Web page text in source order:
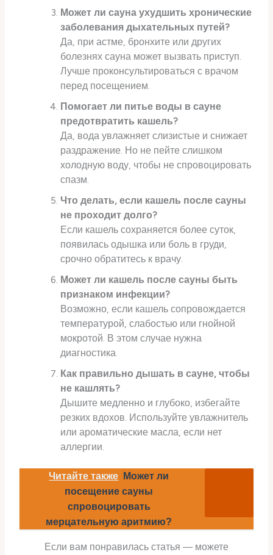
Может ли сауна ухудшить хронические
заболевания дыхательных путей?
Да, при астме, бронхите или других
болезнях сауна может вызвать приступ.
Лучше проконсультироваться с врачом
перед посещением.
Помогает ли питье воды в сауне
предотвратить кашель?
Да, вода увлажняет слизистые и снижает
раздражение. Но не пейте слишком
холодную воду, чтобы не спровоцировать
спазм.
Что делать, если кашель после сауны
не проходит долго?
Если кашель сохраняется более суток,
появилась одышка или боль в груди,
срочно обратитесь к врачу.
Может ли кашель после сауны быть
признаком инфекции?
Возможно, если кашель сопровождается
температурой, слабостью или гнойной
мокротой. В этом случае нужна
диагностика.
Как правильно дышать в сауне, чтобы
не кашлять?
Дышите медленно и глубоко, избегайте
резких вдохов. Используйте увлажнитель
или ароматические масла, если нет
аллергии.
Читайте также
Может ли
посещение сауны
спровоцировать
мерцательную аритмию?
Если вам понравилась статья — можете